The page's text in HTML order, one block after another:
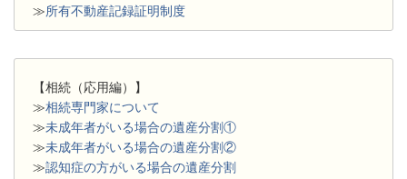
≫所有不動産記録証明制度
【相続（応用編）】
≫相続専門家について
≫未成年者がいる場合の遺産分割①
≫未成年者がいる場合の遺産分割②
≫認知症の方がいる場合の遺産分割